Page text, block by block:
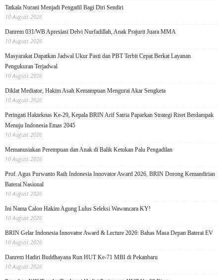
Tatkala Nurani Menjadi Pengadil Bagi Diri Sendiri
10 August 2026
Danrem 031/WB Apresiasi Delvi Nurfadillah, Anak Prajurit Juara MMA
10 August 2026
Masyarakat Dapatkan Jadwal Ukur Pasti dan PBT Terbit Cepat Berkat Layanan
Pengukuran Terjadwal
10 August 2026
Diklat Mediator, Hakim Asah Kemampuan Mengurai Akar Sengketa
10 August 2026
Peringati Hakteknas Ke-29, Kepala BRIN Arif Satria Paparkan Strategi Riset Berdampak
Menuju Indonesia Emas 2045
10 August 2026
Memanusiakan Perempuan dan Anak di Balik Ketukan Palu Pengadilan
10 August 2026
Prof. Agus Purwanto Raih Indonesia Innovator Award 2026, BRIN Dorong Kemandirian
Baterai Nasional
10 August 2026
Ini Nama Calon Hakim Agung Lulus Seleksi Wawancara KY!
10 August 2026
BRIN Gelar Indonesia Innovator Award & Lecture 2026: Bahas Masa Depan Baterai EV
10 August 2026
Danrem Hadiri Buddhayana Run HUT Ke-71 MBI di Pekanbaru
10 August 2026